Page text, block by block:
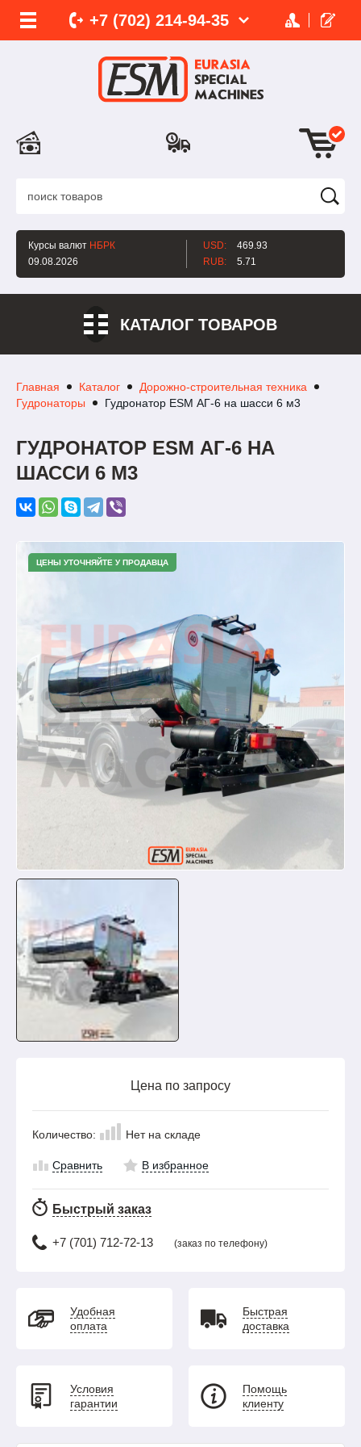
+7 (702) 214-94-35
Курсы валют НБРК
09.08.2026
USD:
469.93
RUB:
5.71
КАТАЛОГ ТОВАРОВ
Главная Каталог
Дорожно-строительная техника
Гудронаторы
Гудронатор ESM АГ-6 на шасси 6 м3
ГУДРОНАТОР ESM АГ-6 НА
ШАССИ 6 М3
ЦЕНЫ УТОЧНЯЙТЕ У ПРОДАВЦА
Цена по запросу
Количество: Нет на складе
Сравнить В избранное
Быстрый заказ
+7 (701) 712-72-13 (заказ по телефону)
Удобная
оплата
Быстрая
доставка
Условия
гарантии
Помощь
клиенту